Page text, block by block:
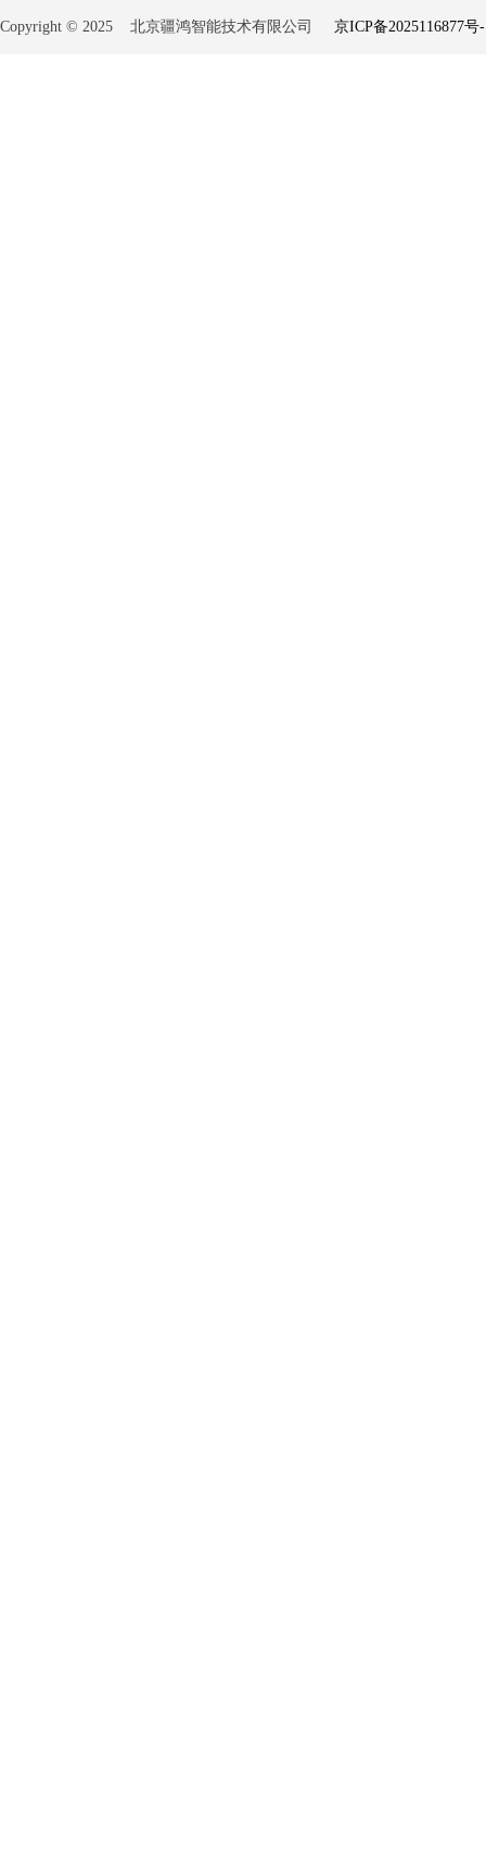
Copyright © 2025 北京疆鸿智能技术有限公司 京ICP备2025116877号